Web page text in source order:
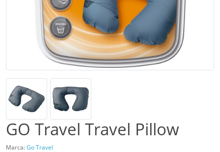
GO Travel Travel Pillow
Marca:Go Travel